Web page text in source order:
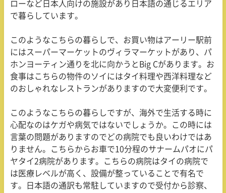
ローなど日本人向けの施設があり日本語の通じるエリア
で暮らしています。
このようなこちらの暮らしで、お買い物はアーリー駅前
にはスーパーマーケットのヴィラマーケットがあり、パ
ホンヨーティン通りを北に向かうと Big Cがあります。お
食事はこちらの物件のソイにはタイ料理や西洋料理など
のおしゃれなレストランがありますので大変便利です。
このようなこちらの暮らしですが、海外で生活する時に
心配なのはケガや病気ではないでしょうか。この時には
言葉の問題がありますのでどの病院でも良いわけではあ
りません。こちらからお車で10分程のサナームパオにパ
ヤタイ2病院があります。こちらの病院はタイの病院で
は医療レベルが高く、設備が整っていることで有名で
す。日本語の通訳も常駐していますので受付から診察、